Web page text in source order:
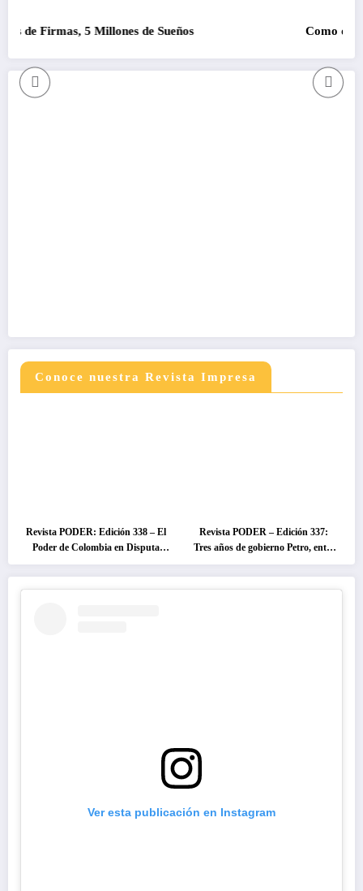
de Sueños Como que no se pudo
Conoce nuestra Revista Impresa
Revista PODER: Edición 338 – El
Poder de Colombia en Disputa
2026
Revista PODER – Edición 337:
Tres años de gobierno Petro, entre
el cambio prometido y el
desencanto ciudadano
Ver esta publicación en Instagram